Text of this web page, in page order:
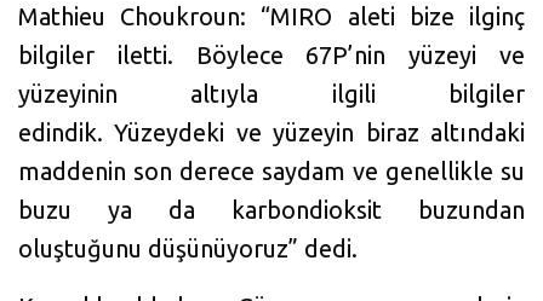
Mathieu Choukroun: “MIRO aleti bize ilginç
bilgiler iletti. Böylece 67P’nin yüzeyi ve
yüzeyinin altıyla ilgili bilgiler
edindik. Yüzeydeki ve yüzeyin biraz altındaki
maddenin son derece saydam ve genellikle su
buzu ya da karbondioksit buzundan
oluştuğunu düşünüyoruz” dedi.